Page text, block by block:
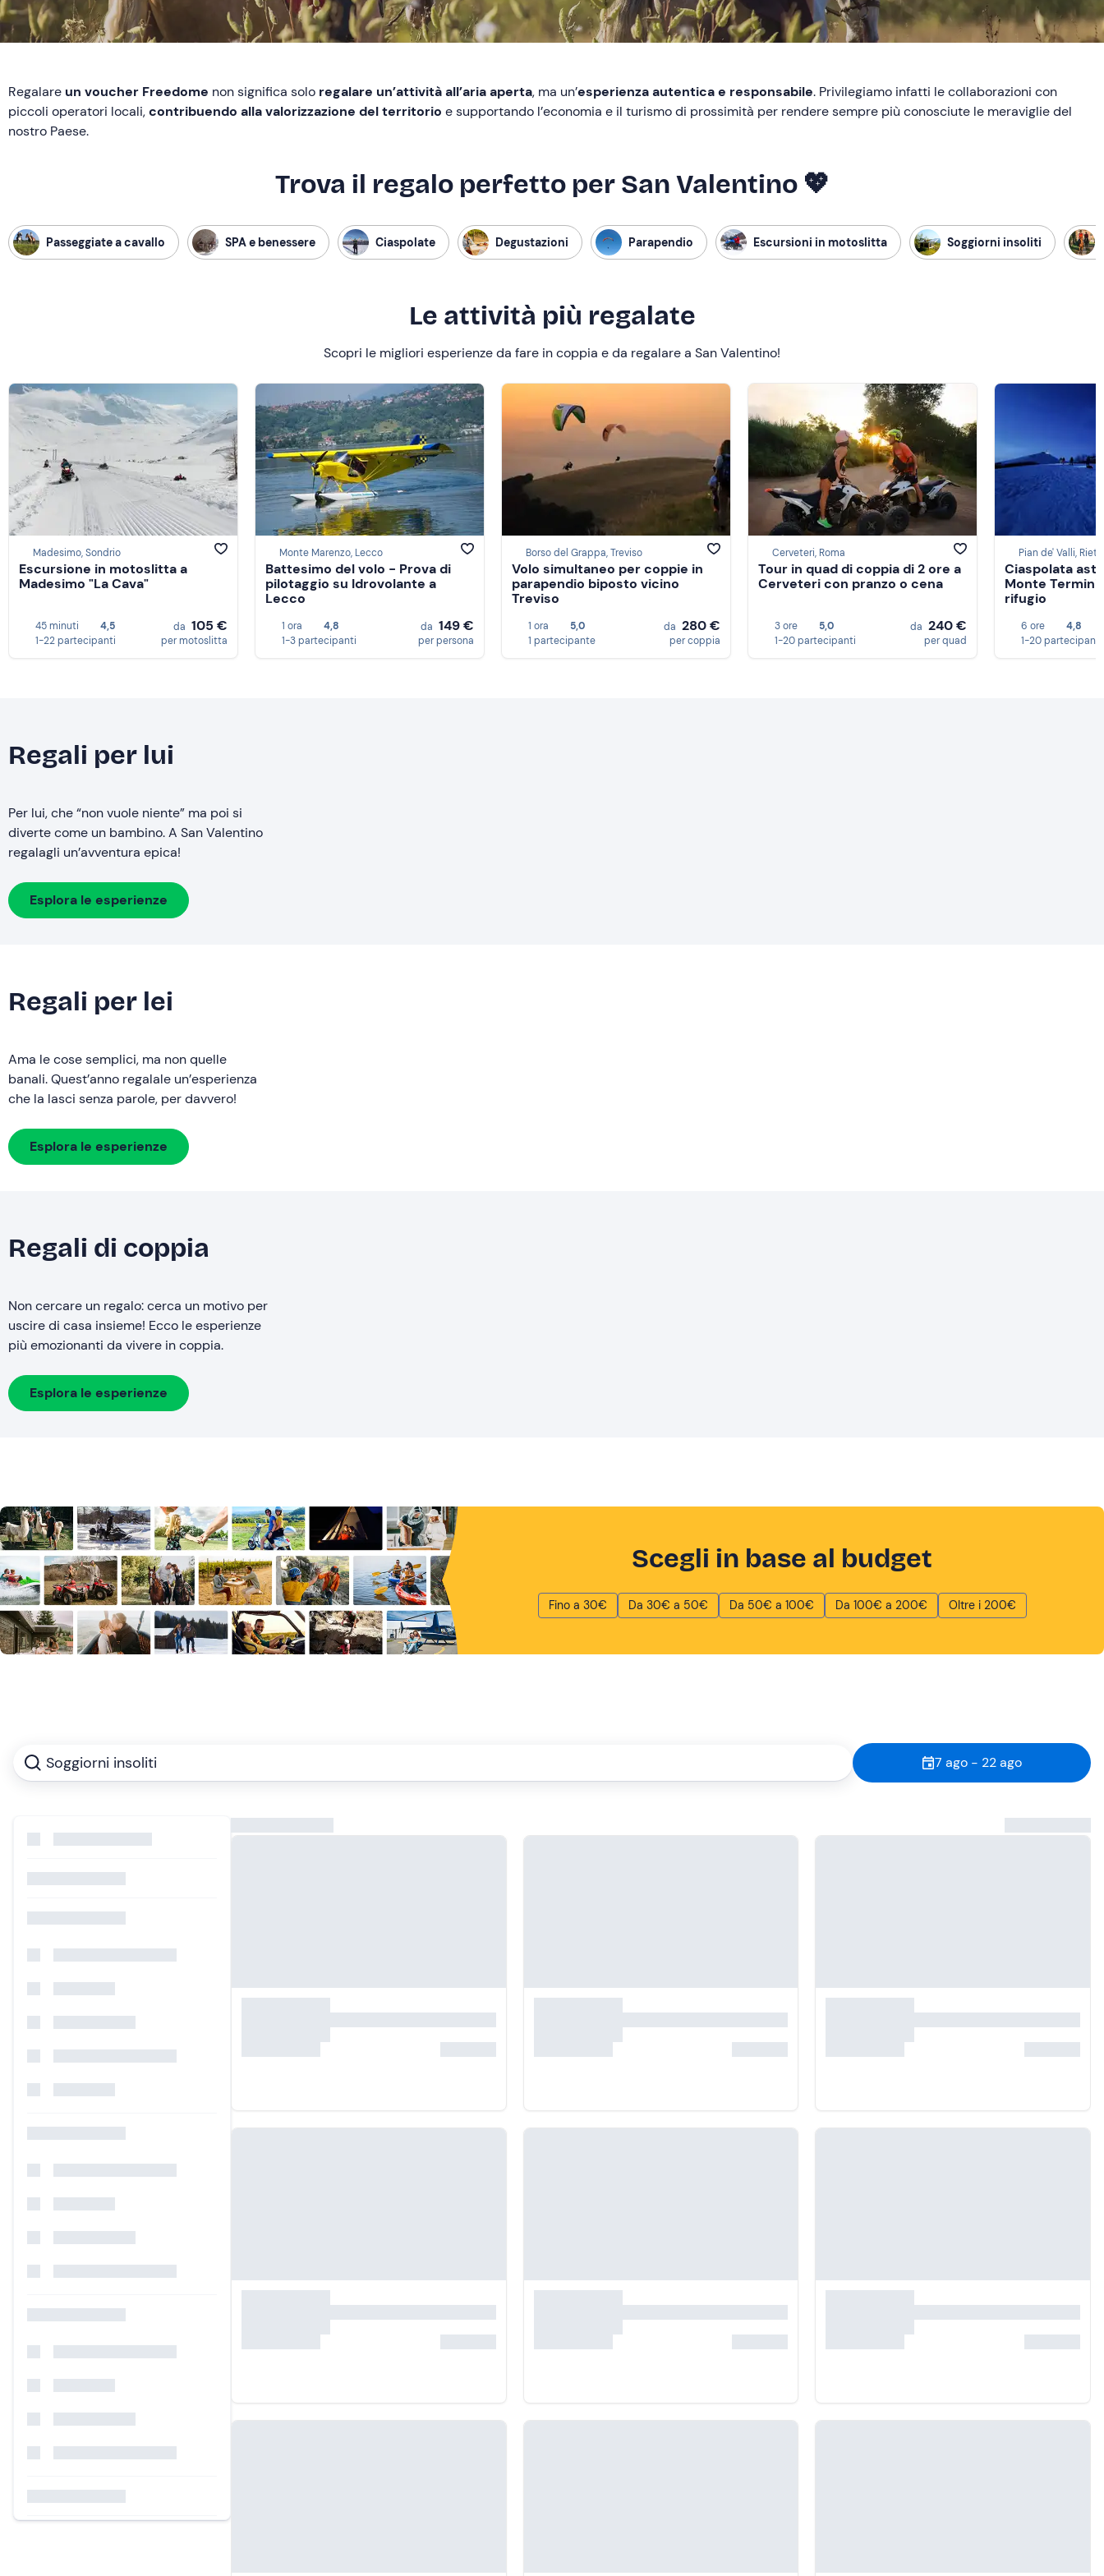
Regalare un voucher Freedome non significa solo regalare un’attività all’aria aperta, ma un’esperienza autentica e responsabile. Privilegiamo infatti le collaborazioni con
piccoli operatori locali,contribuendo alla valorizzazione del territorio e supportando l’economia e il turismo di prossimità per rendere sempre più conosciute le meraviglie del
nostro Paese.
Trova il regalo perfetto per San Valentino 💖
Passeggiate a cavallo SPA e benessere Ciaspolate Degustazioni Parapendio Escursioni in motoslitta Soggiorni insoliti
Le attività più regalate
Scopri le migliori esperienze da fare in coppia e da regalare a San Valentino!
Madesimo, Sondrio
Escursione in motoslitta a
Madesimo "La Cava"
45 minuti
4,5
1-22 partecipanti
da 105 €
per motoslitta
Monte Marenzo, Lecco
Battesimo del volo - Prova di
pilotaggio su Idrovolante a
Lecco
1 ora
4,8
1-3 partecipanti
da 149 €
per persona
Borso del Grappa, Treviso
Volo simultaneo per coppie in
parapendio biposto vicino
Treviso
1 ora
5,0
1 partecipante
da 280 €
per coppia
Cerveteri, Roma
Tour in quad di coppia di 2 ore a
Cerveteri con pranzo o cena
3 ore
5,0
1-20 partecipanti
da 240 €
per quad
Pian de' Valli, Rieti
Ciaspolata
Monte
rifugio
6 ore
4,8
1-20 partecipanti
Regali per lui
Per lui, che “non vuole niente” ma poi si
diverte come un bambino. A San Valentino
regalagli un’avventura epica!
Esplora le esperienze
Regali per lei
Ama le cose semplici, ma non quelle
banali. Quest’anno regalale un’esperienza
che la lasci senza parole, per davvero!
Esplora le esperienze
Regali di coppia
Non cercare un regalo: cerca un motivo per
uscire di casa insieme! Ecco le esperienze
più emozionanti da vivere in coppia.
Esplora le esperienze
Scegli in base al budget
Fino a 30€ Da 30€ a 50€ Da 50€ a 100€ Da 100€ a 200€ Oltre i 200€
Soggiorni insoliti 7 ago - 22 ago